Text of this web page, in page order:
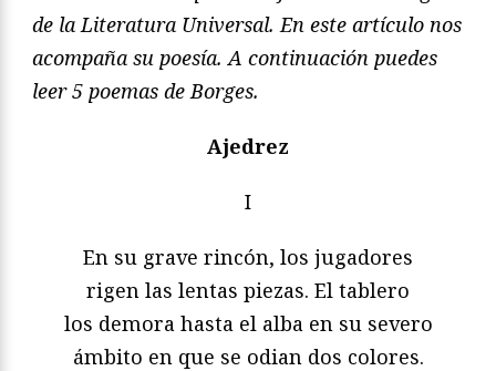
de la Literatura Universal. En este artículo nos
acompaña su poesía. A continuación puedes
leer 5 poemas de Borges.
Ajedrez
I
En su grave rincón, los jugadores
rigen las lentas piezas. El tablero
los demora hasta el alba en su severo
ámbito en que se odian dos colores.